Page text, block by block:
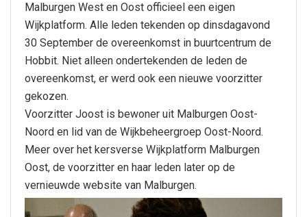
Malburgen West en Oost officieel een eigen
Wijkplatform. Alle leden tekenden op dinsdagavond
30 September de overeenkomst in buurtcentrum de
Hobbit. Niet alleen ondertekenden de leden de
overeenkomst, er werd ook een nieuwe voorzitter
gekozen.
Voorzitter Joost is bewoner uit Malburgen Oost-
Noord en lid van de Wijkbeheergroep Oost-Noord.
Meer over het kersverse Wijkplatform Malburgen
Oost, de voorzitter en haar leden later op de
vernieuwde website van Malburgen.